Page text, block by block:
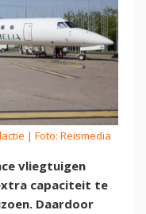
| Foto: Reismedia
vliegtuigen
capaciteit te
Daardoor